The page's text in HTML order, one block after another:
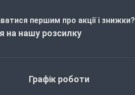
першим про акції і знижки?
на нашу розсилку
Графік роботи